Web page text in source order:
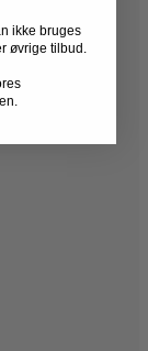
og chat alle
ikke bruges
øvrige tilbud.